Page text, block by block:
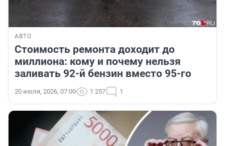
АВТО
Стоимость ремонта доходит до
миллиона: кому и почему нельзя
заливать 92-й бензин вместо 95-го
20 июля, 2026, 07:00 1 257 1